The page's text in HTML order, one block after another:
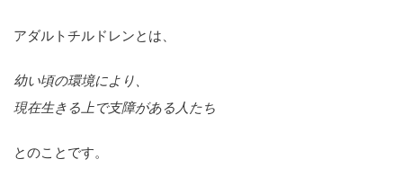
アダルトチルドレンとは、
幼い頃の環境により、
現在生きる上で支障がある人たち
とのことです。